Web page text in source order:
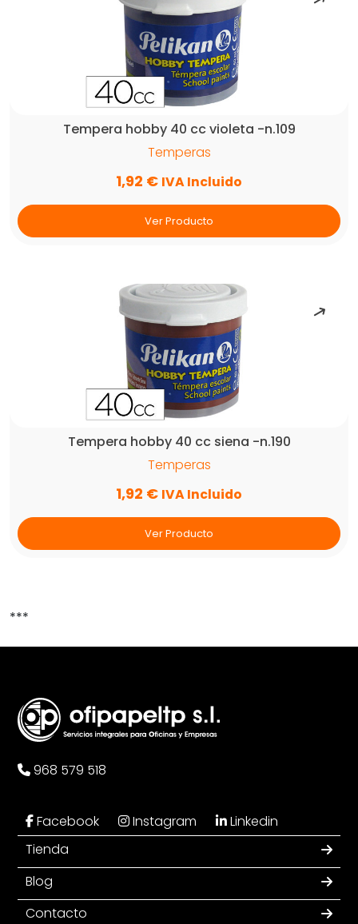
Tempera hobby 40 cc violeta -n.109
Temperas
1,92 € IVA Incluido
Ver Producto
Tempera hobby 40 cc siena -n.190
Temperas
1,92 € IVA Incluido
Ver Producto
***
968 579 518
Facebook Instagram
Linkedin
Tienda
Blog
Contacto